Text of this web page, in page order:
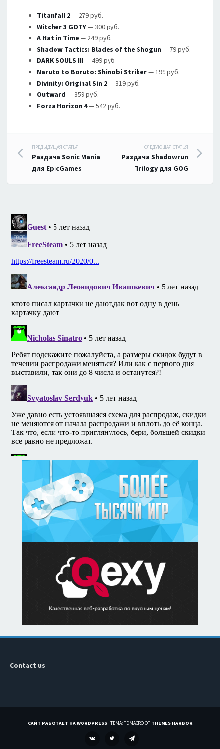
Titanfall 2— 279 pуб.
Witcher 3 GOTY— 300 pуб.
A Hat in Time — 249 pуб.
Shadow Tactics: Blades of the Shogun — 79 pуб.
DARK SOULS III — 499 pуб
Naruto to Boruto: Shinobi Striker— 199 pуб.
Divinity: Original Sin 2— 319 pуб.
Outward — 359 pуб.
Forza Horizon 4— 542 pуб.
Навигация
по
записям
ПРЕДЫДУЩАЯ СТАТЬЯ
Раздача Sonic Mania
для EpicGames
СЛЕДУЮЩАЯ СТАТЬЯ
Раздача Shadowrun
Trilogy для GOG
Contact us
САЙТ РАБОТАЕТ НА WORDPRESS ТЕМА: TDMACRO ОТ THEMES HARBOR
TWITTER